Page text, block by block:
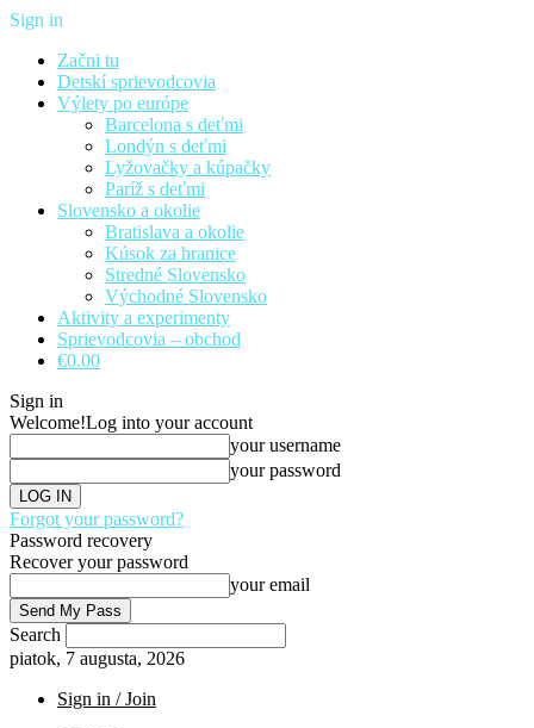
Sign in
Začni tu
Detskí sprievodcovia
Výlety po európe
Barcelona s deťmi
Londýn s deťmi
Lyžovačky a kúpačky
Paríž s deťmi
Slovensko a okolie
Bratislava a okolie
Kúsok za hranice
Stredné Slovensko
Východné Slovensko
Aktivity a experimenty
Sprievodcovia – obchod
€0.00
Sign in
Welcome!Log into your account
your username
your password
Forgot your password?
Password recovery
Recover your password
your email
Search
piatok, 7 augusta, 2026
Sign in / Join